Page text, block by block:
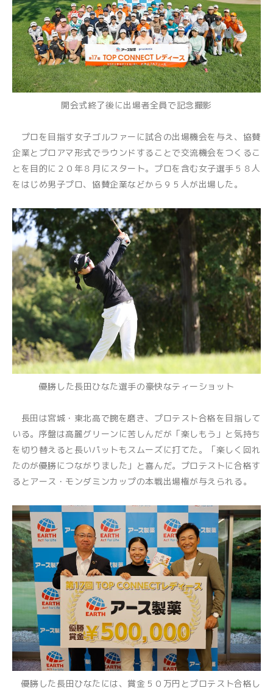
開会式終了後に出場者全員で記念撮影
プロを目指す女子ゴルファーに試合の出場機会を与え、協賛
企業とプロアマ形式でラウンドすることで交流機会をつくるこ
とを目的に２０年８月にスタート。プロを含む女子選手５８人
をはじめ男子プロ、協賛企業などから９５人が出場した。
優勝した長田ひなた選手の豪快なティーショット
長田は宮城・東北高で腕を磨き、プロテスト合格を目指して
いる。序盤は高麗グリーンに苦しんだが「楽しもう」と気持ち
を切り替えると長いパットもスムーズに打てた。「楽しく回れ
たのが優勝につながりました」と喜んだ。プロテストに合格す
るとアース・モンダミンカップの本戦出場権が与えられる。
優勝した長田ひなたには、賞金５０万円とプロテスト合格し